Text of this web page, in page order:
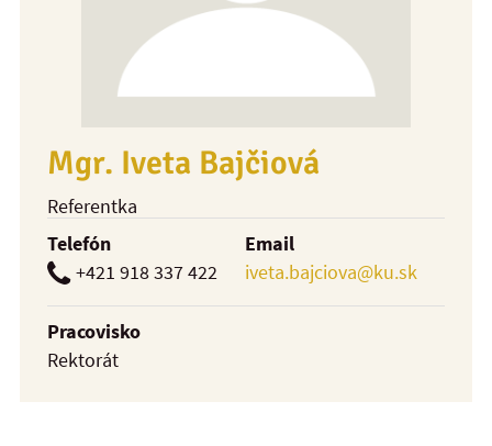
Mgr. Iveta Bajčiová
Referentka
Telefón
+421 918 337 422
Email
iveta.bajciova@ku.sk
Pracovisko
Rektorát